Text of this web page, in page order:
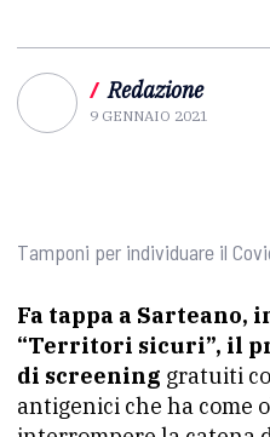
/ Redazione
9 GENNAIO 2021
Tamponi per individuare il
Fa tappa a Sarteano,
“Territori sicuri”, il
di screening gratuiti
antigenici che ha come